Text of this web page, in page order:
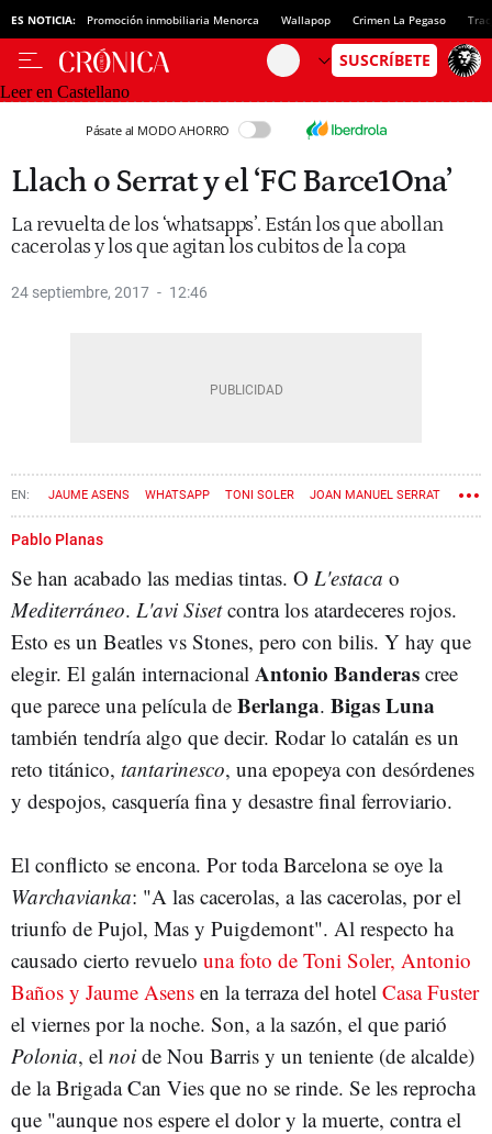
ES NOTICIA: Promoción inmobiliaria Menorca Wallapop Crimen La Pegaso
Leer en Castellano
Pásate al MODO AHORRO
Llach o Serrat y el ‘FC Barce1Ona’
La revuelta de los ‘whatsapps’. Están los que abollan
cacerolas y los que agitan los cubitos de la copa
24 septiembre, 2017 12:46
JAUME ASENS WHATSAPP TONI SOLER JOAN MANUEL SERRAT
LLUÍS LLACH
Pablo Planas
Se han acabado las medias tintas. O L'estaca o
Mediterráneo. L'avi Sisetcontra los atardeceres rojos.
Esto es un Beatles vs Stones, pero con bilis. Y hay que
elegir. El galán internacional Antonio Banderas cree
que parece una película de Berlanga. Bigas Luna
también tendría algo que decir. Rodar lo catalán es un
reto titánico, tantarinesco, una epopeya con desórdenes
y despojos, casquería fina y desastre final ferroviario.
El conflicto se encona. Por toda Barcelona se oye la
Warchavianka: "A las cacerolas, a las cacerolas, por el
triunfo de Pujol, Mas y Puigdemont". Al respecto ha
causado cierto revuelo una foto de Toni Soler, Antonio
Baños y Jaume Asens en la terraza del hotel Casa Fuster
el viernes por la noche. Son, a la sazón, el que parió
Polonia, el noi de Nou Barris y un teniente (de alcalde)
de la Brigada Can Vies que no se rinde. Se les reprocha
que "aunque nos espere el dolor y la muerte, contra el